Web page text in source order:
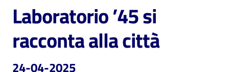
Cosa
puoi
fare
Salta al contenuto
Laboratorio ’45 si
racconta alla città
24-04-2025